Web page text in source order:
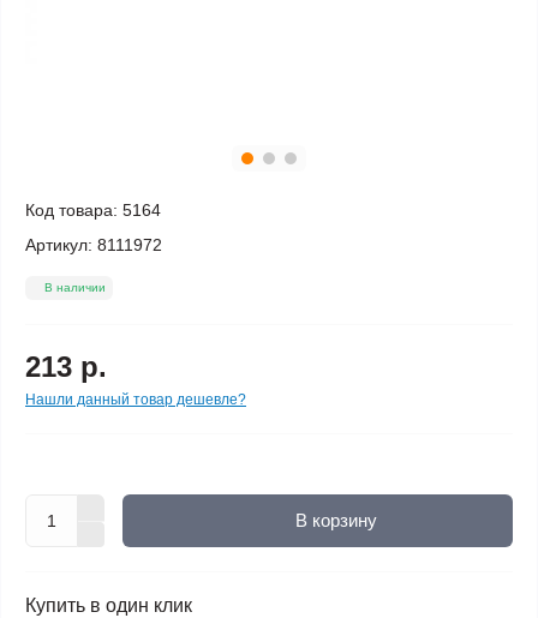
Код товара: 5164
Артикул: 8111972
В наличии
213 р.
Нашли данный товар дешевле?
В корзину
Купить в один клик